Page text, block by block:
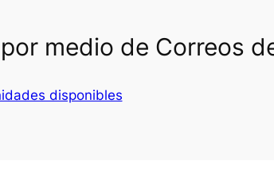
medio de Correos
disponibles